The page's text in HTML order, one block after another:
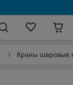
Краны шаровые